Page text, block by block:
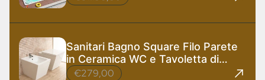
Sanitari Bagno Square Filo Parete
in Ceramica WC e Tavoletta di
Design
€279,00